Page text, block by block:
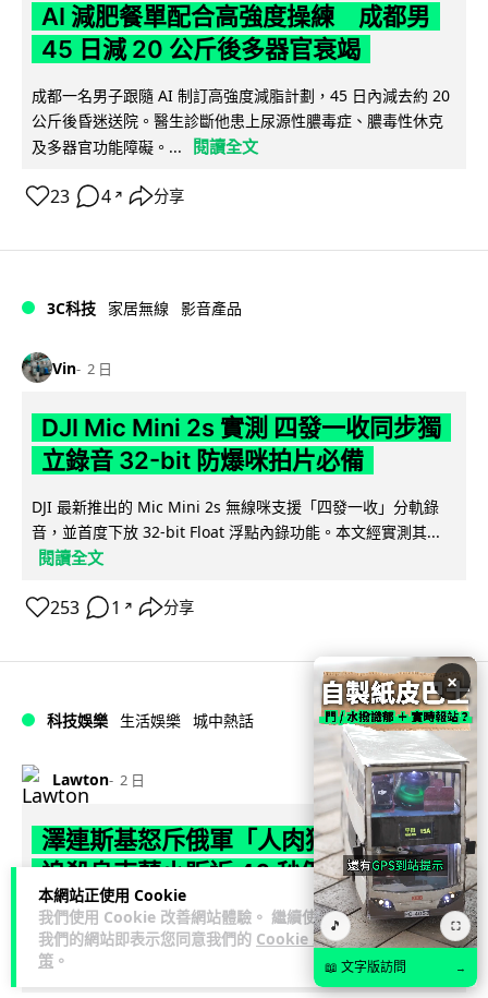
本網站正使用 Cookie
我們使用 Cookie 改善網站體驗。 繼續使用
我們的網站即表示您同意我們的 Cookie 政
策 。
AI 減肥餐單配合高強度操練 成都男
45 日減 20 公斤後多器官衰竭
成都一名男子跟隨 AI 制訂高強度減脂計劃，45 日內減去約 20
公斤後昏迷送院。醫生診斷他患上尿源性膿毒症、膿毒性休克
及多器官功能障礙。...
閱讀全文
23 4 ↗ 分享
3C科技 家居無線 影音產品
Vin 2 日
DJI Mic Mini 2s 實測 四發一收同步獨
立錄音 32-bit 防爆咪拍片必備
DJI 最新推出的 Mic Mini 2s 無線咪支援「四發一收」分軌錄
音，並首度下放 32-bit Float 浮點內錄功能。本文經實測其...
閱讀全文
253 1 ↗ 分享
科技娛樂 生活娛樂 城中熱話
Lawton 2 日
澤連斯基怒斥俄軍「人肉狩獵」 無人機
追殺烏克蘭小販近 40 秒仍被炸傷
烏克蘭克爾松一名 52 歲小販被俄軍無人機追擊近 40 秒後被炸
傷，影片由烏克蘭總統澤連斯基公開。他直斥俄軍對平民進行
「狩獵式」攻擊，烏克蘭...
×
🎵 ⛶
📖 文字版訪問 →